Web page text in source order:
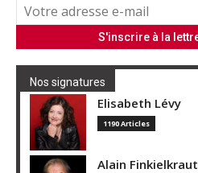
Nos signatures
Elisabeth Lévy
1190 Articles
Alain Finkielkraut